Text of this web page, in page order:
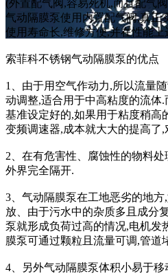
(外置配气阀,容易死机,而且配气
气动隔膜泵使用内置配气阀,真正
使用寿命长,维修方便,并在性能
索菲科不锈钢气动隔膜泵的优点
1、由于用空气作动力,所以流量
动调整,适合用于中高粘度的流体
基准设定好的,如果用于粘度稍高
变频调速器,成本就大大的提高了
2、在有危害性、腐蚀性的物料
外界完全隔开.
3、气动隔膜泵在工地恶劣的地
放、由于污水中的杂质多且成分
泵就形成负荷过高的情况,电机发
膜泵可通过颗粒且流量可调,管道
4、另外气动隔膜泵体积小易于